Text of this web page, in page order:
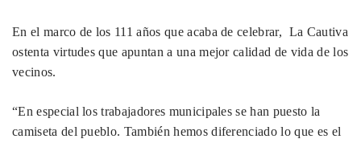
En el marco de los 111 años que acaba de celebrar, La Cautiva
ostenta virtudes que apuntan a una mejor calidad de vida de los
vecinos.
“En especial los trabajadores municipales se han puesto la
camiseta del pueblo. También hemos diferenciado lo que es el